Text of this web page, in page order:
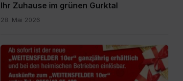
Ihr Zuhause im grünen Gurktal
28. Mai 2026
Gutscheine.pdf